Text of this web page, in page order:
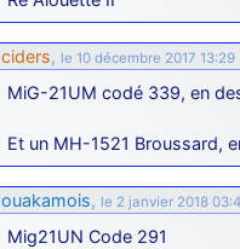
ciders, le 10 décembre 2017 13:29
MiG-21UM codé 339, en
Et un MH-1521 Broussard,
ouakamois, le 2 janvier 2018
Mig21UN Code 291